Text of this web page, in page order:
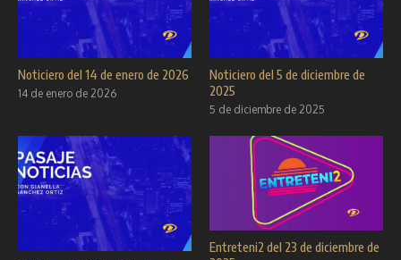
Noticiero del 14 de enero de 2026
14 de enero de 2026
Noticiero del 5 de diciembre de
2025
5 de diciembre de 2025
Entreteni2 del 23 de diciembre de